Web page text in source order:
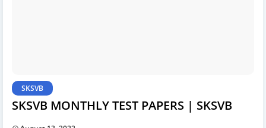
SKSVB
SKSVB MONTHLY TEST PAPERS | SKSVB